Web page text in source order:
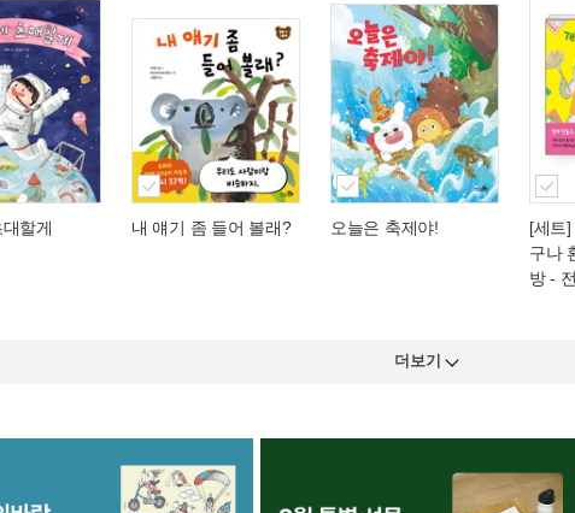
할게 내 얘기 좀 들어 볼래? 오늘은 축제야!
[세트
구나
방 -
더보기